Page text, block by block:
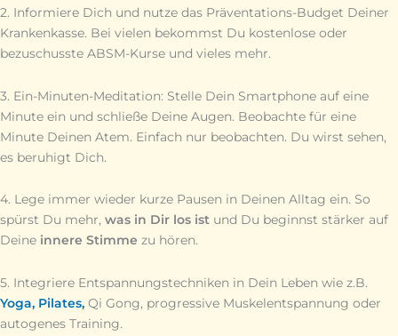
2. Informiere Dich und nutze das Präventations-Budget Deiner
Krankenkasse. Bei vielen bekommst Du kostenlose oder
bezuschusste ABSM-Kurse und vieles mehr.
3. Ein-Minuten-Meditation: Stelle Dein Smartphone auf eine
Minute ein und schließe Deine Augen. Beobachte für eine
Minute Deinen Atem. Einfach nur beobachten. Du wirst sehen,
es beruhigt Dich.
4. Lege immer wieder kurze Pausen in Deinen Alltag ein. So
spürst Du mehr, was in Dir los ist und Du beginnst stärker auf
Deine innere Stimme zu hören.
5. Integriere Entspannungstechniken in Dein Leben wie z.B.
Yoga, Pilates, Qi Gong, progressive Muskelentspannung oder
autogenes Training.